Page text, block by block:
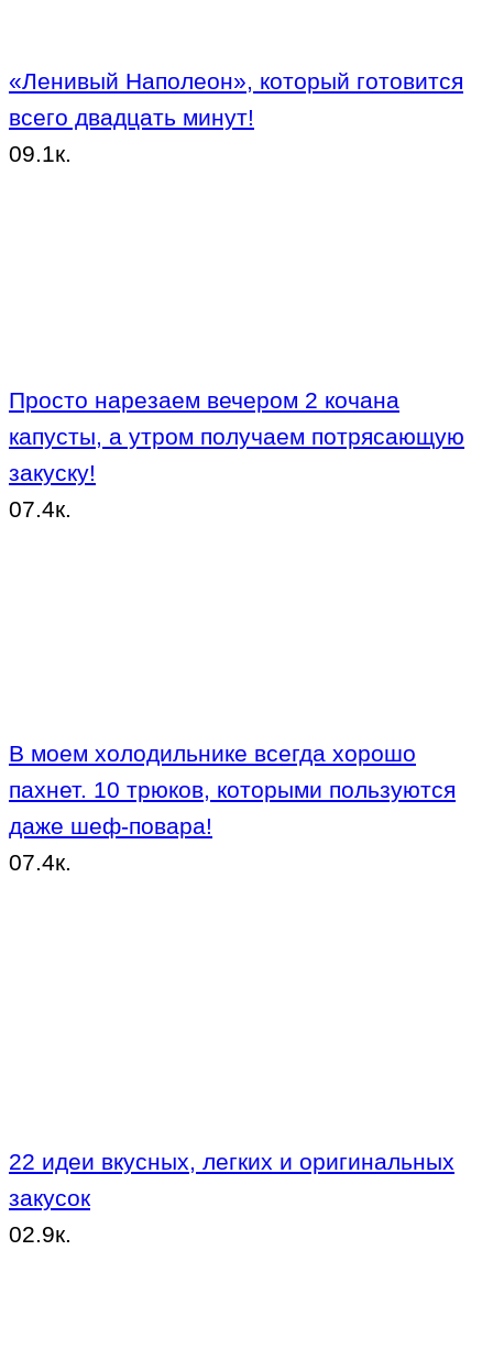
«Ленивый Наполеон», который готовится
всего двадцать минут!
09.1к.
Просто нарезаем вечером 2 кочана
капусты, а утром получаем потрясающую
закуску!
07.4к.
В моем холодильнике всегда хорошо
пахнет. 10 трюков, которыми пользуются
даже шеф-повара!
07.4к.
22 идеи вкусных, легких и оригинальных
закусок
02.9к.